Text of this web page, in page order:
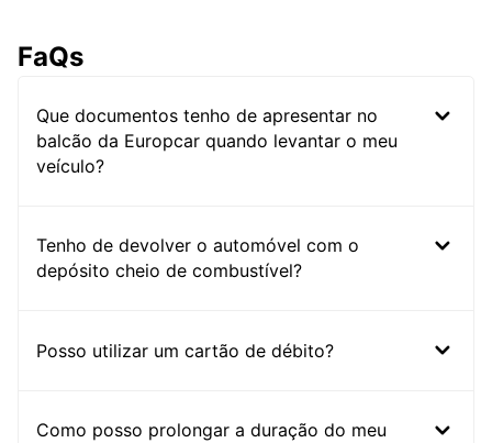
FaQs
Que documentos tenho de apresentar no
balcão da Europcar quando levantar o meu
veículo?
Tenho de devolver o automóvel com o
depósito cheio de combustível?
Posso utilizar um cartão de débito?
Como posso prolongar a duração do meu